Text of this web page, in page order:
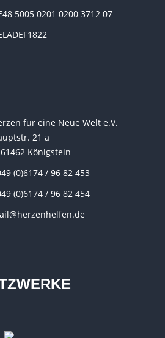
5005 0201 0200 3712 07
für eine Neue Welt e.V.
21 a
Königstein
(0)6174 / 96 82 453
(0)6174 / 96 82 454